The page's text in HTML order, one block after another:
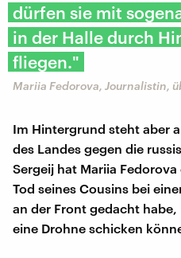
dürfen sie mit
in der Halle durch
fliegen."
Mariia Fedorova, Journalistin,
Im Hintergrund steht aber
des Landes gegen die
Sergeij hat Mariia
Tod seines Cousins bei
an der Front gedacht
eine Drohne schicken